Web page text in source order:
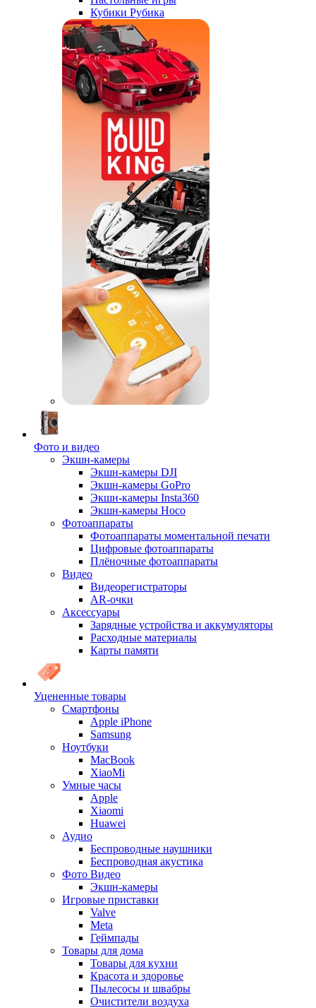
Кубики Рубика
Фото и видео
Экшн-камеры
Экшн-камеры DJI
Экшн-камеры GoPro
Экшн-камеры Insta360
Экшн-камеры Hoco
Фотоаппараты
Фотоаппараты моментальной печати
Цифровые фотоаппараты
Плёночные фотоаппараты
Видео
Видеорегистраторы
AR-очки
Аксессуары
Зарядные устройства и аккумуляторы
Расходные материалы
Карты памяти
Уцененные товары
Cмартфоны
Apple iPhone
Samsung
Ноутбуки
MacBook
XiaoMi
Умные часы
Apple
Xiaomi
Huawei
Аудио
Беспроводные наушники
Беспроводная акустика
Фото Видео
Экшн-камеры
Игровые приставки
Valve
Meta
Геймпады
Товары для дома
Товары для кухни
Красота и здоровье
Пылесосы и швабры
Очистители воздуха